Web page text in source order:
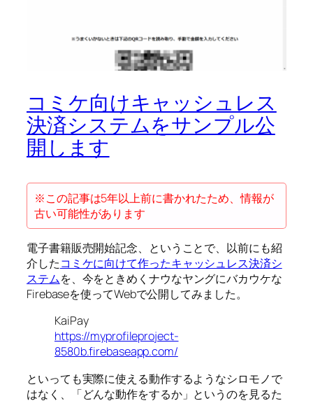
コミケ向けキャッシュレス
決済システムをサンプル公
開します
※この記事は5年以上前に書かれたため、情報が
古い可能性があります
電子書籍販売開始記念、ということで、以前にも紹
介したコミケに向けて作ったキャッシュレス決済シ
ステムを、今をときめくナウなヤングにバカウケな
Firebaseを使ってWebで公開してみました。
KaiPay
https://myprofileproject-
8580b.firebaseapp.com/
といっても実際に使える動作するようなシロモノで
はなく、「どんな動作をするか」というのを見るた